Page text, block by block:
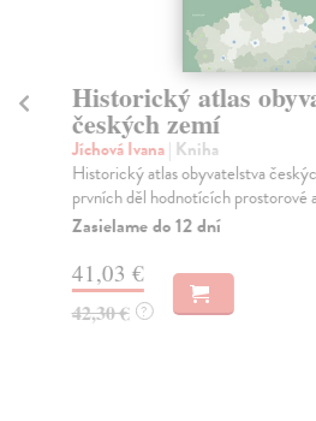
Historický atlas
českých zemí
Jíchová Ivana| Kniha
Historický atlas obyvatelstva
prvních děl hodnotících prostorové
Zasielame do 12 dní
41,03 €
42,30 € ?